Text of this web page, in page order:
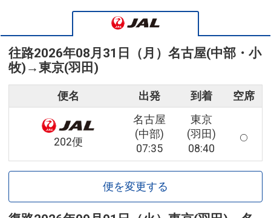
往路2026年08月31日（月） 名古屋(中部・小
牧) →東京(羽田)
便名 出発 到着 空席
202便
名古屋
(中部)
07:35
東京
(羽田)
08:40
便を変更する